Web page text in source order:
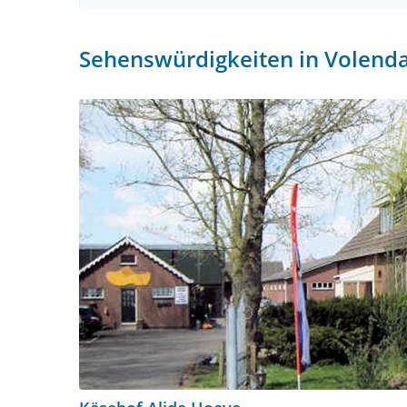
Sehenswürdigkeiten in